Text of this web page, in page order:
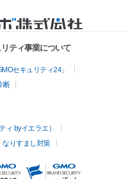
ティ事業について
セキュリティ24」
断
ィ byイエラエ）
なりすまし対策